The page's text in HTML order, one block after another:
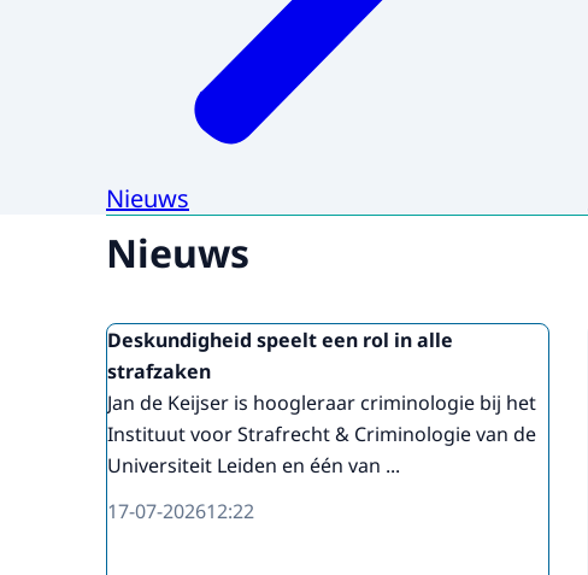
Nieuws
Nieuws
Deskundigheid speelt een rol in alle
strafzaken
Jan de Keijser is hoogleraar criminologie bij het
Instituut voor Strafrecht & Criminologie van de
Universiteit Leiden en één van ...
17-07-202612:22